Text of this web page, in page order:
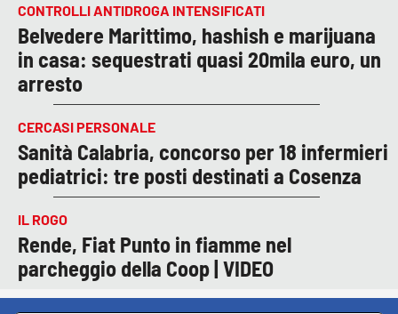
CONTROLLI ANTIDROGA INTENSIFICATI
Belvedere Marittimo, hashish e marijuana
in casa: sequestrati quasi 20mila euro, un
arresto
CERCASI PERSONALE
Sanità Calabria, concorso per 18 infermieri
pediatrici: tre posti destinati a Cosenza
IL ROGO
Rende, Fiat Punto in fiamme nel
parcheggio della Coop | VIDEO